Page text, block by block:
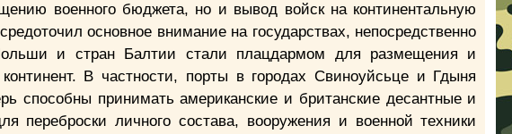
военного бюджета, но и вывод войск на континентальную
основное внимание на государствах, непосредственно
и стран Балтии стали плацдармом для размещения и
В частности, порты в городах Свиноуйсьце и Гдыня
способны принимать американские и британские десантные и
переброски личного состава, вооружения и военной техники